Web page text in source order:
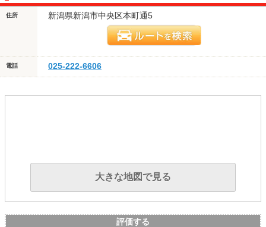
住所 新潟県新潟市中央区本町通5
電話 025-222-6606
大きな地図で見る
評価する